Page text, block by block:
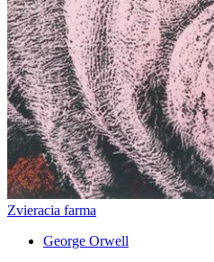
Zvieracia farma
George Orwell